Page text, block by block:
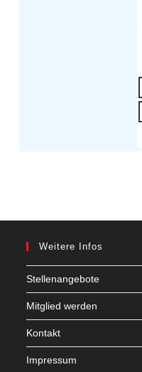
Weitere Infos
Stellenangebote
Mitglied werden
Kontakt
Impressum